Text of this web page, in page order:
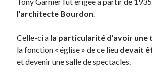
Geek
Humeur
Lectures
Lyon
l’architecte Bourdon.
Celle-ci a la particularité d’avoir une
la fonction « église » de ce lieu devait
et devenir une salle de spectacles.